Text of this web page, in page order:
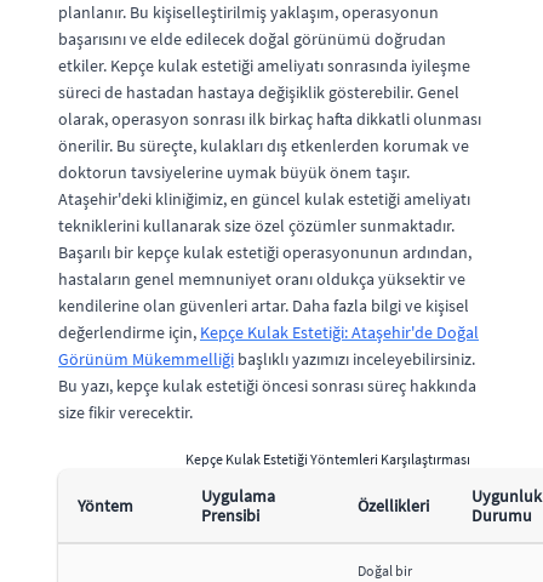
planlanır. Bu kişiselleştirilmiş yaklaşım, operasyonun
başarısını ve elde edilecek doğal görünümü doğrudan
etkiler. Kepçe kulak estetiği ameliyatı sonrasında iyileşme
süreci de hastadan hastaya değişiklik gösterebilir. Genel
olarak, operasyon sonrası ilk birkaç hafta dikkatli olunması
önerilir. Bu süreçte, kulakları dış etkenlerden korumak ve
doktorun tavsiyelerine uymak büyük önem taşır.
Ataşehir'deki kliniğimiz, en güncel kulak estetiği ameliyatı
tekniklerini kullanarak size özel çözümler sunmaktadır.
Başarılı bir kepçe kulak estetiği operasyonunun ardından,
hastaların genel memnuniyet oranı oldukça yüksektir ve
kendilerine olan güvenleri artar. Daha fazla bilgi ve kişisel
değerlendirme için, Kepçe Kulak Estetiği: Ataşehir'de Doğal
Görünüm Mükemmelliği başlıklı yazımızı inceleyebilirsiniz.
Bu yazı, kepçe kulak estetiği öncesi sonrası süreç hakkında
size fikir verecektir.
Kepçe Kulak Estetiği Yöntemleri Karşılaştırması
Yöntem
Uygulama
Prensibi
Özellikleri
Uygunluk
Durumu
Doğal bir